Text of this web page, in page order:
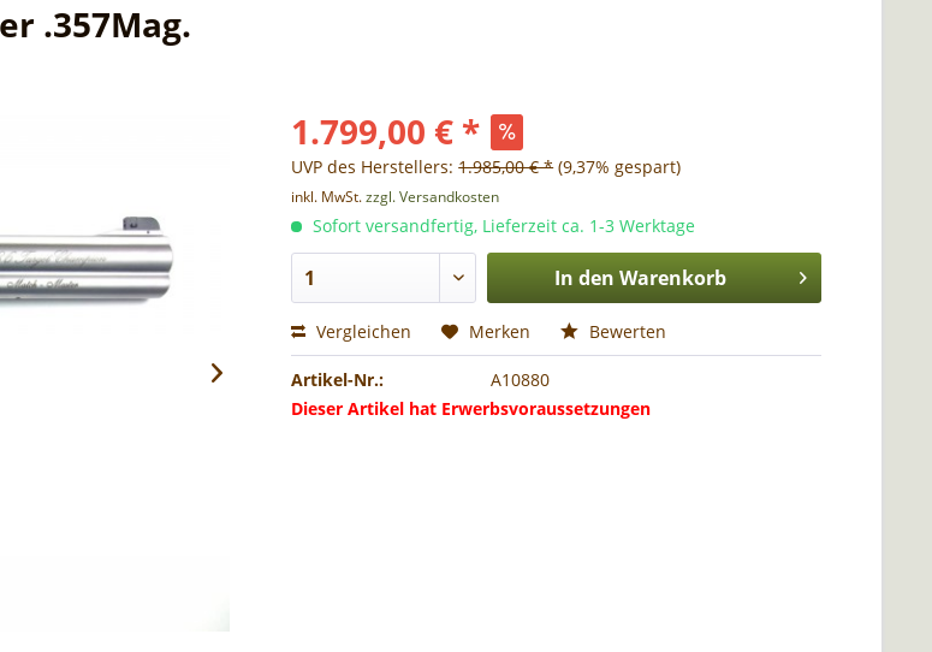
.357Mag.
1.799,00 € *
UVP des Herstellers:1.985,00 € * (9,37% gespart)
inkl. MwSt.zzgl. Versandkosten
Sofort versandfertig, Lieferzeit ca. 1-3 Werktage
In den Warenkorb
Vergleichen Merken Bewerten
Artikel-Nr.:
A10880
Dieser Artikel hat Erwerbsvoraussetzungen